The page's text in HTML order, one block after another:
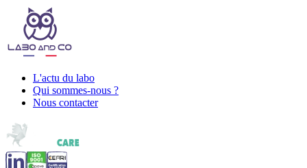
L'actu du labo
Qui sommes-nous ?
Nous contacter